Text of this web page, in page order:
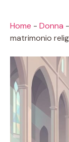
Home - Donna -
matrimonio